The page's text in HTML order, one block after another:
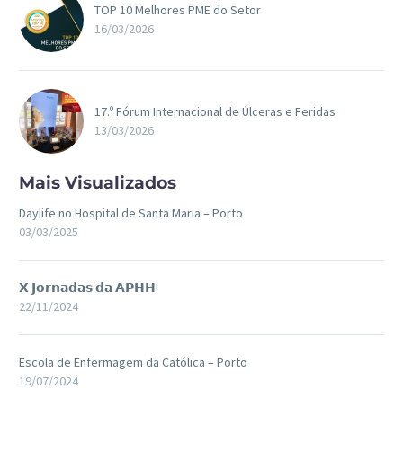
TOP 10 Melhores PME do Setor
16/03/2026
17.º Fórum Internacional de Úlceras e Feridas
13/03/2026
Mais Visualizados
Daylife no Hospital de Santa Maria – Porto
03/03/2025
𝗫 𝗝𝗼𝗿𝗻𝗮𝗱𝗮𝘀 𝗱𝗮 𝗔𝗣𝗛𝗛!
22/11/2024
Escola de Enfermagem da Católica – Porto
19/07/2024